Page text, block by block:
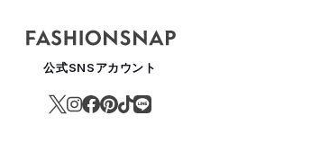
公式SNSアカウント